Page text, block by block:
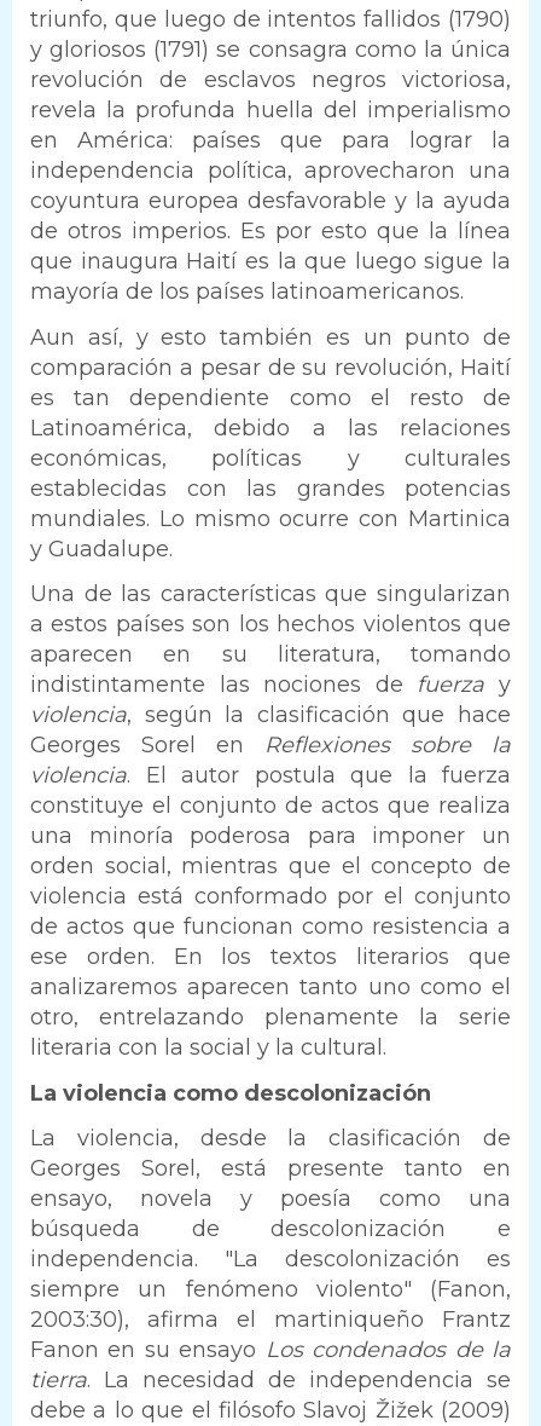
triunfo, que luego de intentos fallidos (1790)
y gloriosos (1791) se consagra como la única
revolución de esclavos negros victoriosa,
revela la profunda huella del imperialismo
en América: países que para lograr la
independencia política, aprovecharon una
coyuntura europea desfavorable y la ayuda
de otros imperios. Es por esto que la línea
que inaugura Haití es la que luego sigue la
mayoría de los países latinoamericanos.
Aun así, y esto también es un punto de
comparación a pesar de su revolución, Haití
es tan dependiente como el resto de
Latinoamérica, debido a las relaciones
económicas, políticas y culturales
establecidas con las grandes potencias
mundiales. Lo mismo ocurre con Martinica
y Guadalupe.
Una de las características que singularizan
a estos países son los hechos violentos que
aparecen en su literatura, tomando
indistintamente las nociones de fuerza y
violencia, según la clasificación que hace
Georges Sorel en Reflexiones sobre la
violencia. El autor postula que la fuerza
constituye el conjunto de actos que realiza
una minoría poderosa para imponer un
orden social, mientras que el concepto de
violencia está conformado por el conjunto
de actos que funcionan como resistencia a
ese orden. En los textos literarios que
analizaremos aparecen tanto uno como el
otro, entrelazando plenamente la serie
literaria con la social y la cultural.
La violencia como descolonización
La violencia, desde la clasificación de
Georges Sorel, está presente tanto en
ensayo, novela y poesía como una
búsqueda de descolonización e
independencia. "La descolonización es
siempre un fenómeno violento" (Fanon,
2003:30), afirma el martiniqueño Frantz
Fanon en su ensayo Los condenados de la
tierra. La necesidad de independencia se
debe a lo que el filósofo Slavoj Žižek (2009)